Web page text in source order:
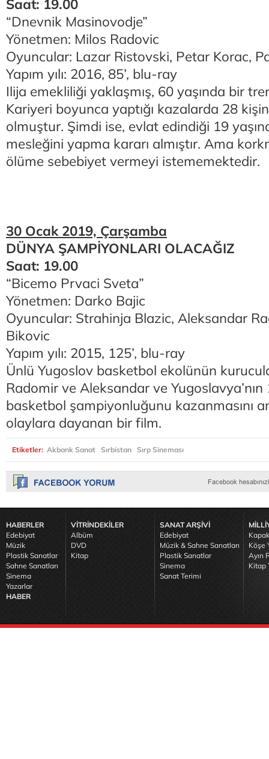
Saat: 19.00
“Dnevnik Masinovodje”
Yönetmen: Milos Radovic
Oyuncular: Lazar Ristovski, Petar Korac,
Yapım yılı: 2016, 85’, blu-ray
Ilija emekliliği yaklaşmış, 60 yaşında bir
Kariyeri boyunca yaptığı kazalarda 28
olmuştur. Şimdi ise, evlat edindiği 19
mesleğini yapma kararı almıştır. Ama
ölüme sebebiyet vermeyi istememektedir.
30 Ocak 2019, Çarşamba
DÜNYA ŞAMPİYONLARI OLACAĞIZ
Saat: 19.00
“Bicemo Prvaci Sveta”
Yönetmen: Darko Bajic
Oyuncular: Strahinja Blazic, Aleksandar
Bikovic
Yapım yılı: 2015, 125’, blu-ray
Ünlü Yugoslov basketbol ekolünün
Radomir ve Aleksandar ve Yugoslavya’nın
basketbol şampiyonluğunu kazanmasını
olaylara dayanan bir film.
Etiketler: Akbank Sanat Sırbistan Sırp Sineması
HABERLER
Edebiyat
Müzik
Plastik Sanatlar
Sahne Sanatları
Sinema
Yazarlar
HABER
VİTRİNDEKİLER
Albüm
DVD
Kitap
SANAT ARŞİVİ
Edebiyat
Müzik & Sahne Sanatları
Plastik Sanatlar
Sinema
Sanat Terimi
Köşe
Ayın
Kitap